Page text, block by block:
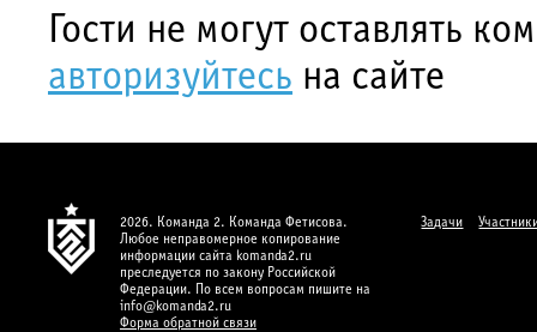
Гости не могут оставлять
авторизуйтесь на сайте
2026. Команда 2. Команда Фетисова.
Любое неправомерное копирование
информации сайта komanda2.ru
преследуется по закону Российской
Федерации. По всем вопросам пишите на
info@komanda2.ru
Форма обратной связи
Задачи